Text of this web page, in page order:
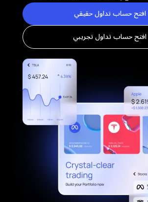
افتح حساب تداول حقيقي
افتح حساب تداول تجريبي